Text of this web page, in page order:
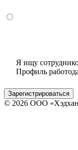
Я ищу
Профиль
Зарегистрироваться
© 2026 ООО